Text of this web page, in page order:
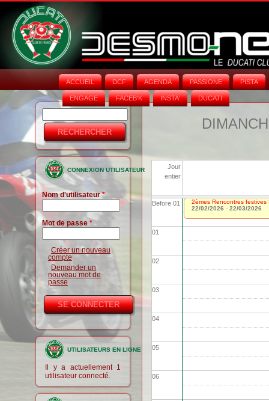
ACCUEIL DCF AGENDA PASSIONE PISTA
ENGAGE FACEB'K INSTA‘ DUCATI
Formulaire
de
recherche
CONNEXION UTILISATEUR
Nom d'utilisateur*
Mot de passe *
Créer un nouveau
compte
Demander un
nouveau mot de
passe
UTILISATEURS EN LIGNE
Il y a actuellement 1
utilisateur connecté.
Jour
entier
Before 01
01
02
03
04
05
06
2èmes Rencontres festives
22/02/2026 - 22/03/2026